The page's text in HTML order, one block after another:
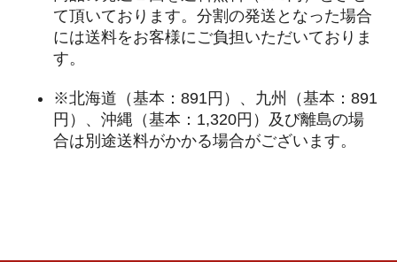
て頂いております。分割の発送となった場合
には送料をお客様にご負担いただいておりま
す。
※北海道（基本：891円）、九州（基本：891
円）、沖縄（基本：1,320円）及び離島の場
合は別途送料がかかる場合がございます。